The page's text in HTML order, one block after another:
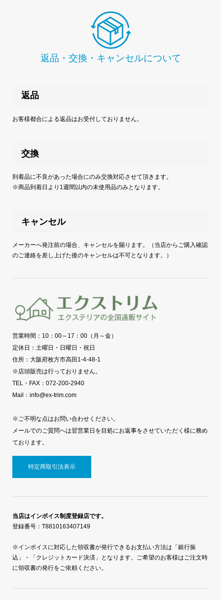
返品・交換・キャンセルについて
返品
お客様都合による返品はお受付しておりません。
交換
到着品に不良があった場合にのみ交換対応させて頂きます。
※商品到着日より1週間以内の未使用品のみとなります。
キャンセル
メーカーへ発注前の場合、キャンセルを賜ります。（当店からご購入確認
のご連絡を差し上げた後のキャンセルは不可となります。）
営業時間：10：00～17：00（月～金）
定休日：土曜日・日曜日・祝日
住所：大阪府枚方市高田1-4-48-1
※店頭販売は行っておりません。
TEL・FAX：072-200-2940
Mail：info@ex-trim.com
※ご不明な点はお問い合わせください。
メールでのご質問へは翌営業日を目処にお返事をさせていただく様に務め
ております。
特定商取引法表示
当店はインボイス制度登録店です。
登録番号：T8810163407149
※インボイスに対応した領収書が発行できるお支払い方法は「銀行振
込」・「クレジットカード決済」となります。ご希望のお客様はご注文時
に領収書の発行をご依頼ください。